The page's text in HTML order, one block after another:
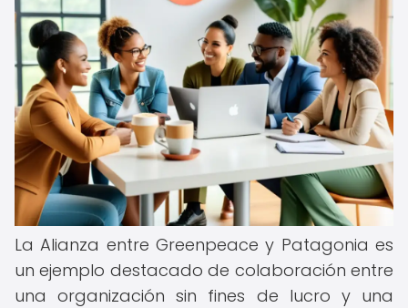
La Alianza entre Greenpeace y Patagonia es
un ejemplo destacado de colaboración entre
una organización sin fines de lucro y una